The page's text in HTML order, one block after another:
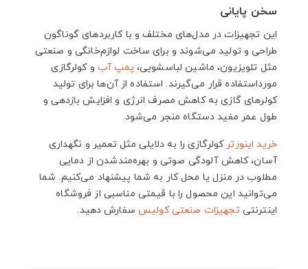
سخن پایانی
این تجهیزات در مدل‌های مختلف و با کاربردهای گوناگون
طراحی و تولید می‌شوند و برای ساخت لوازم‌خانگی و صنعتی
مثل تلویزیون، ماشین لباسشویی، پمپ آب و کولرگازی
مورداستفاده قرار می‌گیرند. استفاده از آن‌ها برای تولید
کولرهای گازی به کاهش مصرف انرژی و افزایش بازدهی و
طول عمر مفید دستگاه منجر می‌شود.
خرید اینورتر کولرگازی را به دلایلی مثل تعمیر و نگهداری
آسان، کاهش آلودگی صوتی و بهره‌مندشدن از دمایی
مطلوب در منزل یا محل کار به شما پیشنهاد می‌کنیم. شما
می‌توانید این محصول را با قیمتی مناسبی از فروشگاه
اینترنتیتجهیزات صنعتی کولیسسفارش دهید.